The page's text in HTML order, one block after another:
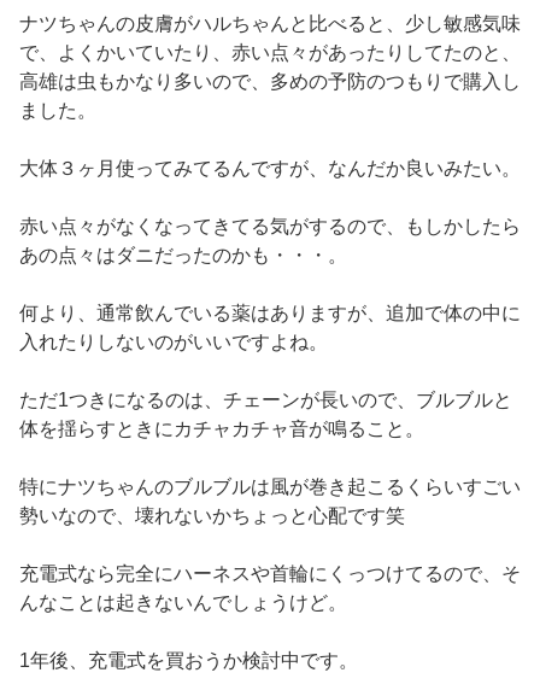
ナツちゃんの皮膚がハルちゃんと比べると、少し敏感気味
で、よくかいていたり、赤い点々があったりしてたのと、
高雄は虫もかなり多いので、多めの予防のつもりで購入し
ました。
大体３ヶ月使ってみてるんですが、なんだか良いみたい。
赤い点々がなくなってきてる気がするので、もしかしたら
あの点々はダニだったのかも・・・。
何より、通常飲んでいる薬はありますが、追加で体の中に
入れたりしないのがいいですよね。
ただ1つきになるのは、チェーンが長いので、ブルブルと
体を揺らすときにカチャカチャ音が鳴ること。
特にナツちゃんのブルブルは風が巻き起こるくらいすごい
勢いなので、壊れないかちょっと心配です笑
充電式なら完全にハーネスや首輪にくっつけてるので、そ
んなことは起きないんでしょうけど。
1年後、充電式を買おうか検討中です。